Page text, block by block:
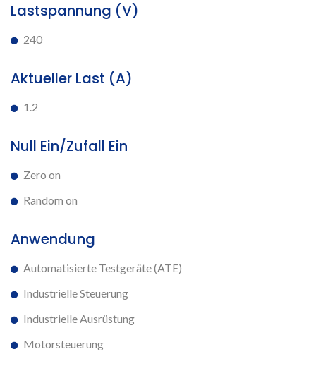
Lastspannung (V)
240
Aktueller Last (A)
1.2
Null Ein/Zufall Ein
Zero on
Random on
Anwendung
Automatisierte Testgeräte (ATE)
Industrielle Steuerung
Industrielle Ausrüstung
Motorsteuerung